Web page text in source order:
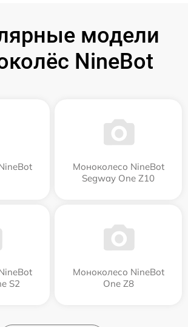
модели
NineBot
Моноколесо NineBot
Segway One Z10
S2
Моноколесо NineBot
One Z8